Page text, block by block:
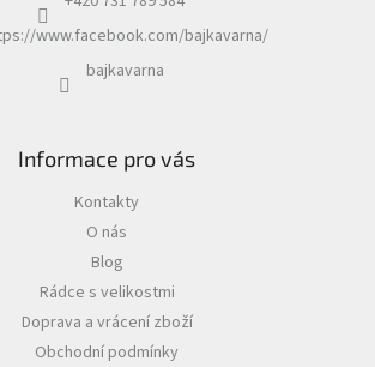
www.facebook.com/bajkavarna/
bajkavarna
Informace pro vás
Kontakty
O nás
Blog
Rádce s velikostmi
Doprava a vrácení zboží
Obchodní podmínky